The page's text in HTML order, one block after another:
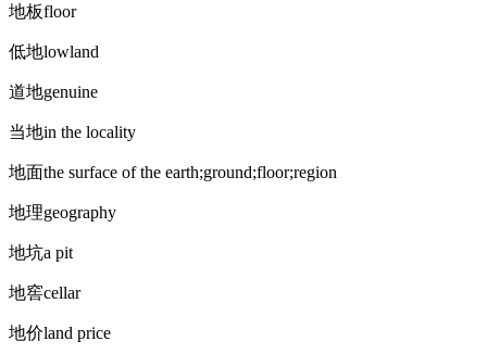
地板floor
低地lowland
道地genuine
当地in the locality
地面the surface of the earth;ground;floor;region
地理geography
地坑a pit
地窖cellar
地价land price